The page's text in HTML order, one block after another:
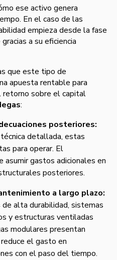
ese activo genera
En el caso de las
empieza desde la fase
a su eficiencia
que este tipo de
apuesta rentable para
retorno sobre el capital
:
posteriores:
detallada, estas
para operar. El
asumir gastos adicionales en
posteriores.
a largo plazo:
alta durabilidad, sistemas
y estructuras ventiladas
modulares presentan
el gasto en
con el paso del tiempo.